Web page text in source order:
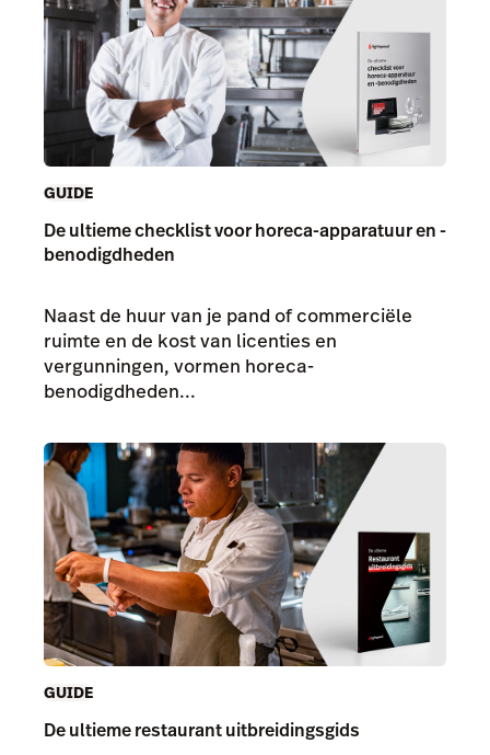
GUIDE
De ultieme checklist voor horeca-apparatuur en -
benodigdheden
Naast de huur van je pand of commerciële
ruimte en de kost van licenties en
vergunningen, vormen horeca-
benodigdheden...
GUIDE
De ultieme restaurant uitbreidingsgids